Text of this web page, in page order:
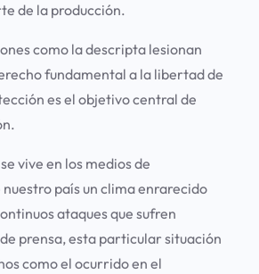
de la producción.
como la descripta lesionan
fundamental a la libertad de
es el objetivo central de
vive en los medios de
país un clima enrarecido
ataques que sufren
prensa, esta particular situación
como el ocurrido en el